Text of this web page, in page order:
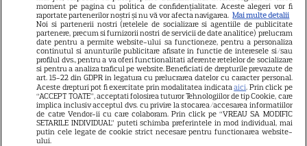
11
VEDETE STRĂINE
„Povestea peștelui posac”,
aventura animată inspirată
dintr-un bestseller The New
York Times, ajunge în
cinematografe pe 7 august
NETFLIX
moment pe pagina cu politica de confidențialitate. Aceste alegeri vor fi
raportate partenerilor noștri și nu vă vor afecta navigarea. Mai multe detalii
Noi si partenerii nostri (retelele de socializare si agentiile de publicitate
partenere, precum si furnizorii nostri de servicii de date analitice) prelucram
date pentru a permite website-ului sa functioneze, pentru a personaliza
continutul si anunturile publicitare afisate in functie de interesele si/sau
profilul dvs., pentru a va oferi functionalitati aferente retelelor de socializare
si pentru a analiza traficul pe website. Beneficiati de drepturile prevazute de
art. 15-22 din GDPR in legatura cu prelucrarea datelor cu caracter personal.
Aceste drepturi pot fi exercitate prin modalitatea indicataaici. Prin click pe
“ACCEPT TOATE”, acceptati folosirea tuturor Tehnologiilor de tip Cookie, care
implica inclusiv acceptul dvs. cu privire la stocarea/accesarea informatiilor
de catre Vendor-ii cu care colaboram. Prin click pe “VREAU SA MODIFIC
SETARILE INDIVIDUAL” puteti schimba preferintele in mod individual, mai
putin cele legate de cookie strict necesare pentru functionarea website-
ului.